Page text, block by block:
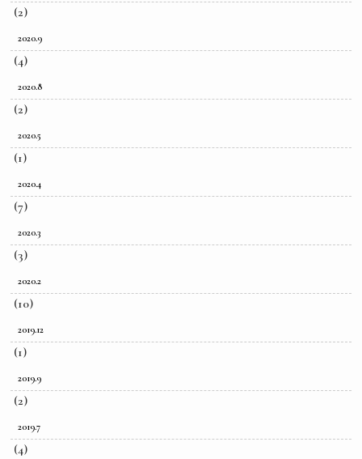
(2)
2020.9
(4)
2020.8
(2)
2020.5
(1)
2020.4
(7)
2020.3
(3)
2020.2
(10)
2019.12
(1)
2019.9
(2)
2019.7
(4)